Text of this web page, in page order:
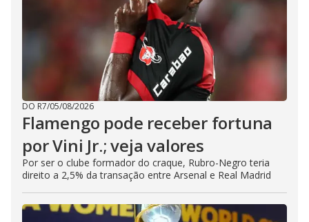
DO R7/05/08/2026
Flamengo pode receber fortuna
por Vini Jr.; veja valores
Por ser o clube formador do craque, Rubro-Negro teria
direito a 2,5% da transação entre Arsenal e Real Madrid